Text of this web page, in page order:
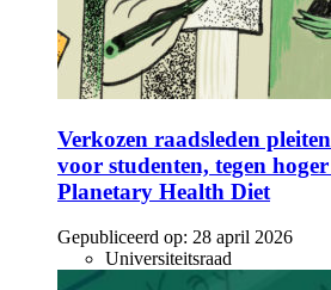
Verkozen raadsleden
voor studenten, tegen
Planetary Health Diet
Gepubliceerd op: 28 april 2026
Universiteitsraad